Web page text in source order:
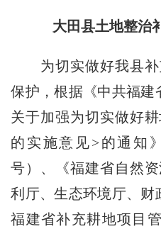
大田县土地整治
为切实做好我县补
保护，根据《中共福建
关于加强为切实做好
的实施意见>的通知
号）、《福建省自然
利厅、生态环境厅、财
福建省补充耕地项目